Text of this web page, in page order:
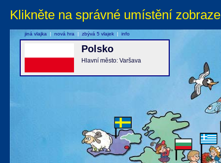
Klikněte na správné umístění
Polsko
Hlavní město: Varšava
jiná vlajka | nová hra | zbývá 5 vlajek | info